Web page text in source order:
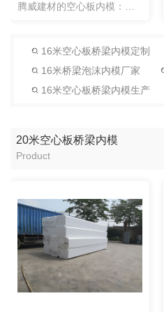
腾威建材的空心板内模：一次性泡沫芯模可以根据图纸做成任意形状的内模，这个基本没有局限性，并且可以多片空心板梁一起预制，梁的两端同时浇筑。一次性泡沫芯模方便，快捷，省时省工。
16米空心板桥梁内模定制
16米桥梁泡沫内模厂家
16米空心板桥梁内模生产
20米空心板桥梁内模
Product